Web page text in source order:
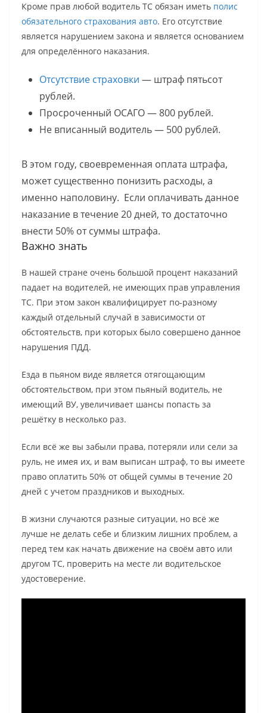
Кроме прав любой водитель ТС обязан иметь полис
обязательного страхования авто. Его отсутствие
является нарушением закона и является основанием
для определённого наказания.
Отсутствие страховки — штраф пятьсот
рублей.
Просроченный ОСАГО — 800 рублей.
Не вписанный водитель — 500 рублей.
В этом году, своевременная оплата штрафа,
может существенно понизить расходы, а
именно наполовину. Если оплачивать данное
наказание в течение 20 дней, то достаточно
внести 50% от суммы штрафа.
Важно знать
В нашей стране очень большой процент наказаний
падает на водителей, не имеющих прав управления
ТС. При этом закон квалифицирует по-разному
каждый отдельный случай в зависимости от
обстоятельств, при которых было совершено данное
нарушения ПДД.
Езда в пьяном виде является отягощающим
обстоятельством, при этом пьяный водитель, не
имеющий ВУ, увеличивает шансы попасть за
решётку в несколько раз.
Если всё же вы забыли права, потеряли или сели за
руль, не имея их, и вам выписан штраф, то вы имеете
право оплатить 50% от общей суммы в течение 20
дней с учетом праздников и выходных.
В жизни случаются разные ситуации, но всё же
лучше не делать себе и близким лишних проблем, а
перед тем как начать движение на своём авто или
другом ТС, проверить на месте ли водительское
удостоверение.